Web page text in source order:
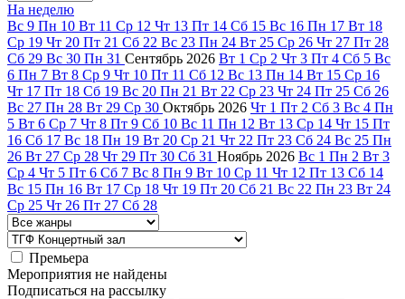
На неделю
Вс 9 Пн 10 Вт 11 Ср 12 Чт 13 Пт 14 Сб 15 Вс 16 Пн 17 Вт 18
Ср 19 Чт 20 Пт 21 Сб 22 Вс 23 Пн 24 Вт 25 Ср 26 Чт 27 Пт 28
Сб 29 Вс 30 Пн 31 Сентябрь 2026 Вт 1 Ср 2 Чт 3 Пт 4 Сб 5 Вс
6 Пн 7 Вт 8 Ср 9 Чт 10 Пт 11 Сб 12 Вс 13 Пн 14 Вт 15 Ср 16
Чт 17 Пт 18 Сб 19 Вс 20 Пн 21 Вт 22 Ср 23 Чт 24 Пт 25 Сб 26
Вс 27 Пн 28 Вт 29 Ср 30 Октябрь 2026 Чт 1 Пт 2 Сб 3 Вс 4 Пн
5 Вт 6 Ср 7 Чт 8 Пт 9 Сб 10 Вс 11 Пн 12 Вт 13 Ср 14 Чт 15 Пт
16 Сб 17 Вс 18 Пн 19 Вт 20 Ср 21 Чт 22 Пт 23 Сб 24 Вс 25 Пн
26 Вт 27 Ср 28 Чт 29 Пт 30 Сб 31 Ноябрь 2026 Вс 1 Пн 2 Вт 3
Ср 4 Чт 5 Пт 6 Сб 7 Вс 8 Пн 9 Вт 10 Ср 11 Чт 12 Пт 13 Сб 14
Вс 15 Пн 16 Вт 17 Ср 18 Чт 19 Пт 20 Сб 21 Вс 22 Пн 23 Вт 24
Ср 25 Чт 26 Пт 27 Сб 28
Премьера
Мероприятия не найдены
Подписаться на рассылку